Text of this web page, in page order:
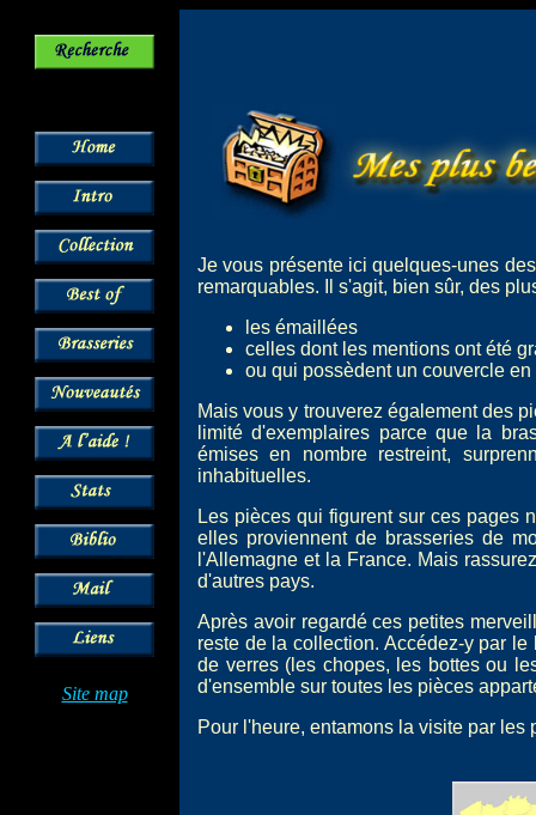
Site map
Je vous présente ici quelques-unes
remarquables. Il s'agit, bien sûr, des
les émaillées
celles dont les mentions ont été
ou qui possèdent un couvercle en
Mais vous y trouverez également des
limité d'exemplaires parce que la
émises en nombre restreint,
inhabituelles.
Les pièces qui figurent sur ces pages
elles proviennent de brasseries de
l'Allemagne et la France. Mais
d'autres pays.
Après avoir regardé ces petites
reste de la collection. Accédez-y par
de verres (les chopes, les bottes ou
d'ensemble sur toutes les pièces
Pour l'heure, entamons la visite par les